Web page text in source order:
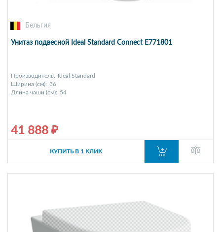
Бельгия
Унитаз подвесной Ideal Standard Connect E771801
Производитель: Ideal Standard
Ширина (см): 36
Длина чаши (см): 54
41 888 ₽
КУПИТЬ В 1 КЛИК